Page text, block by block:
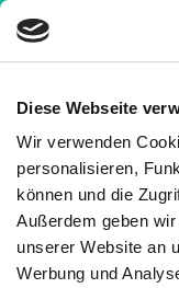
Diese Webseite
Wir verwenden
personalisieren,
können und die
Außerdem geben
unserer Website an
Werbung und
Neutrophile
Krankheitserreger
aktiv fressen und
Krankheitserreger